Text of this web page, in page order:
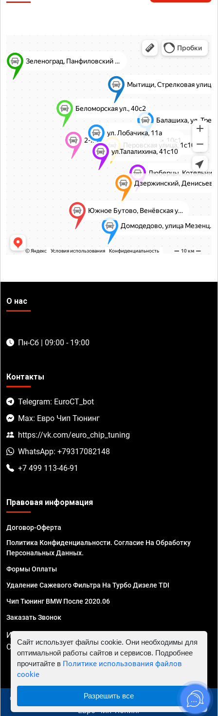
О нас
Пн-Сб | 09:00 - 19:00
Контакты
Telegram: EuroCT_bot
Max: Евро Чип Тюнинг
https://vk.com/euro_chip_tuning
WhatsApp: +79317082148
+7 499 113-46-91
Правовая информация
Договор-Оферта
Политика Конфиденциальности. Согласие На Обработку
Персональных Данных.
Формы Оплаты
Удаление Сажевого Фильтра На Турбо Дизеле TDI
Чип Тюнинг BMW После 2020.06
Заказать Звонок
ИП Смирнов Георгий Павлович. ИНН 781302555843,
ОГРНИП 324470400032610
© 2010 - 2026 Чип тюнинг в Москве и МО - Автосервис
"Евро Чип Тюнинг"
Сайт использует файлы cookie. Они необходимы для
оптимальной работы сайтов и сервисов. Подробнее
прочитайте в Политике использования файлов
cookie
Разрешить все